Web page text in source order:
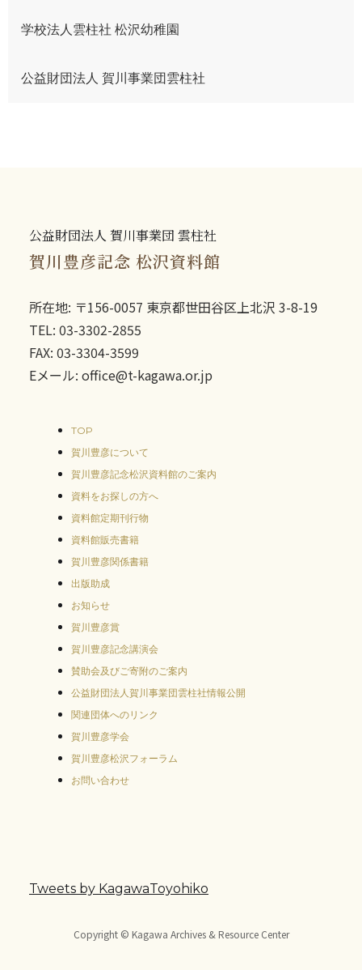
学校法人雲柱社 松沢幼稚園
公益財団法人 賀川事業団雲柱社
公益財団法人 賀川事業団 雲柱社
賀川豊彦記念 松沢資料館
所在地: 〒156-0057 東京都世田谷区上北沢 3-8-19
TEL: 03-3302-2855
FAX: 03-3304-3599
Eメール: office@t-kagawa.or.jp
TOP
賀川豊彦について
賀川豊彦記念松沢資料館のご案内
資料をお探しの方へ
資料館定期刊行物
資料館販売書籍
賀川豊彦関係書籍
出版助成
お知らせ
賀川豊彦賞
賀川豊彦記念講演会
賛助会及びご寄附のご案内
公益財団法人賀川事業団雲柱社情報公開
関連団体へのリンク
賀川豊彦学会
賀川豊彦松沢フォーラム
お問い合わせ
Tweets by KagawaToyohiko
Copyright © Kagawa Archives & Resource Center